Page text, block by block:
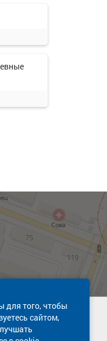
для того, чтобы
сайтом,
сайта
38